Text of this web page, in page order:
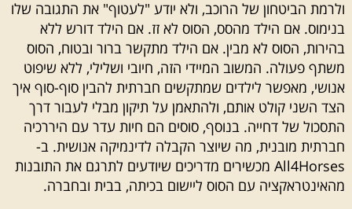
ולרמת הביטחון של הרוכב, ולא יודע "לעטוף" את התגובה שלו
בנימוס. אם הילד מהסס, הסוס לא זז. אם הילד דורש ללא
בהירות, הסוס לא מבין. אם הילד מתקשר ברור ובטוח, הסוס
משתף פעולה. המשוב המיידי הזה, חיובי ושלילי, ללא שיפוט
אנושי, מאפשר לילדים שמתקשים חברתית להבין סוף-סוף איך
הצד השני קולט אותם, ולהתאמן על תיקון מבלי לעבור דרך
התסכול של דחייה. בנוסף, סוסים הם חיות עדר עם היררכיה
חברתית מובנית, מה שיוצר הקבלה לדינמיקה אנושית. ב-
All4Horses מכשירים מדריכים שיודעים לתרגם את התובנות
מהאינטראקציה עם הסוס ליישום בכיתה, בבית ובחברה.